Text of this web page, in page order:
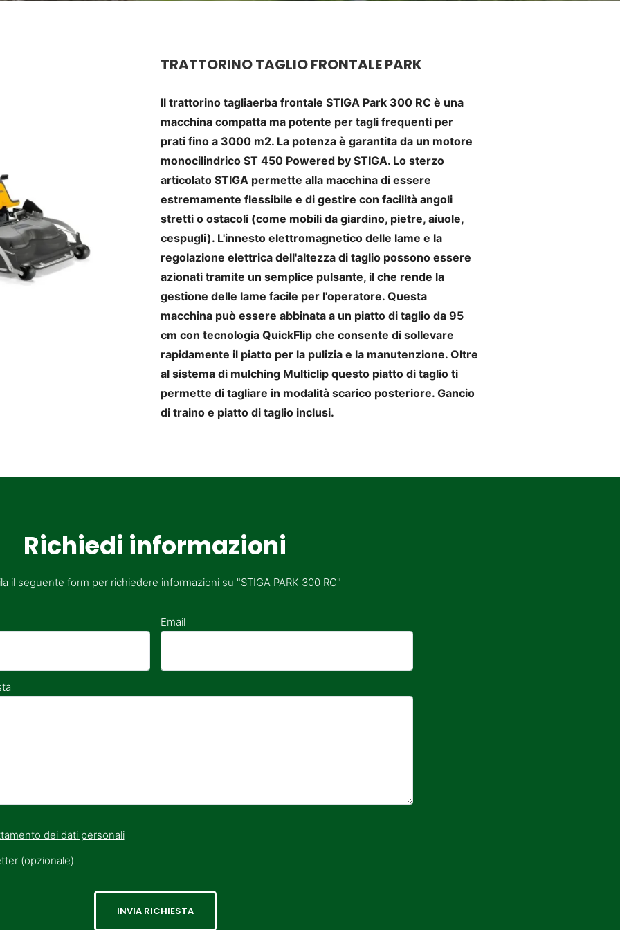
TRATTORINO TAGLIO FRONTALE PARK
Il trattorino tagliaerba frontale STIGA Park 300 RC è una
macchina compatta ma potente per tagli frequenti per
prati fino a 3000 m2. La potenza è garantita da un motore
monocilindrico ST 450 Powered by STIGA. Lo sterzo
articolato STIGA permette alla macchina di essere
estremamente flessibile e di gestire con facilità angoli
stretti o ostacoli (come mobili da giardino, pietre, aiuole,
cespugli). L'innesto elettromagnetico delle lame e la
regolazione elettrica dell'altezza di taglio possono essere
azionati tramite un semplice pulsante, il che rende la
gestione delle lame facile per l'operatore. Questa
macchina può essere abbinata a un piatto di taglio da 95
cm con tecnologia QuickFlip che consente di sollevare
rapidamente il piatto per la pulizia e la manutenzione. Oltre
al sistema di mulching Multiclip questo piatto di taglio ti
permette di tagliare in modalità scarico posteriore. Gancio
di traino e piatto di taglio inclusi.
Richiedi informazioni
il seguente form per richiedere informazioni su "STIGA PARK 300 RC"
Email
dei dati personali
(opzionale)
INVIA RICHIESTA